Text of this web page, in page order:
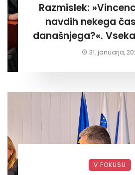
Razmislek:
navdih nekega
današnjega?«.
31. januarja,
V FOKUSU